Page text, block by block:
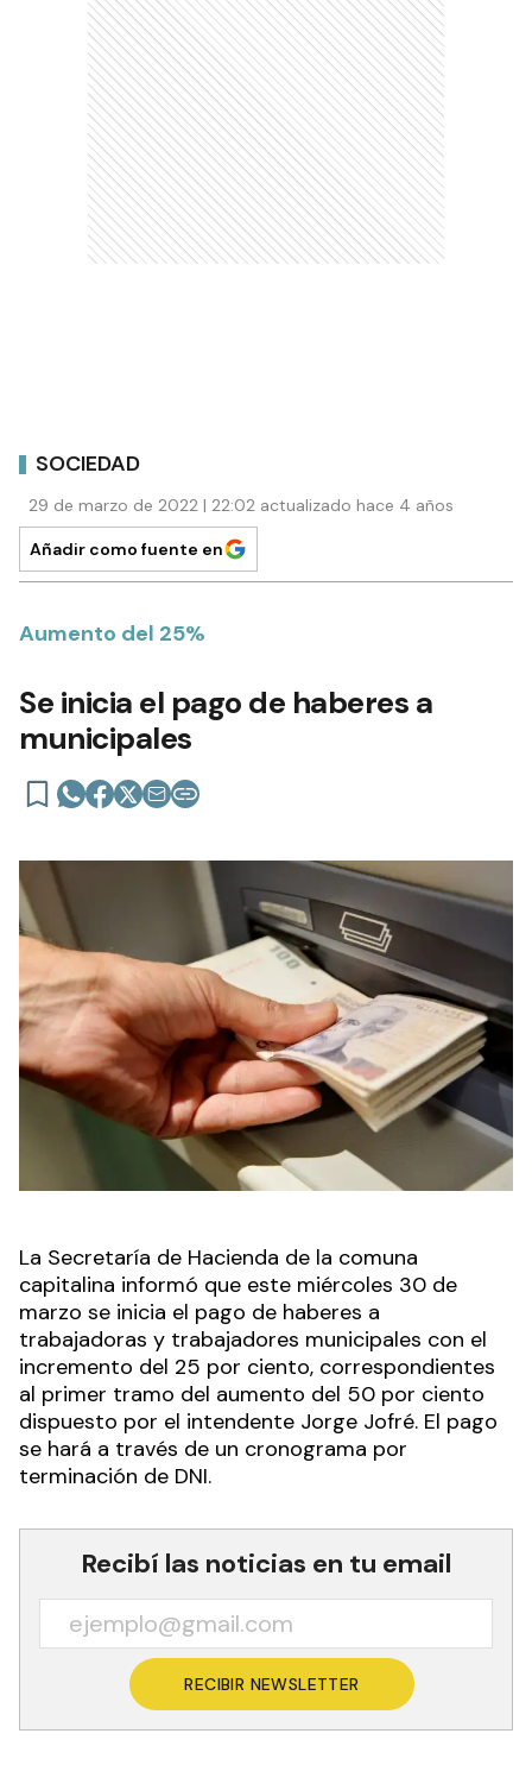
SOCIEDAD
29 de marzo de 2022 | 22:02 actualizado hace 4 años
Añadir como fuente en
Aumento del 25%
Se inicia el pago de haberes a
municipales
La Secretaría de Hacienda de la comuna
capitalina informó que este miércoles 30 de
marzo se inicia el pago de haberes a
trabajadoras y trabajadores municipales con el
incremento del 25 por ciento, correspondientes
al primer tramo del aumento del 50 por ciento
dispuesto por el intendente Jorge Jofré. El pago
se hará a través de un cronograma por
terminación de DNI.
Recibí las noticias en tu email
RECIBIR NEWSLETTER